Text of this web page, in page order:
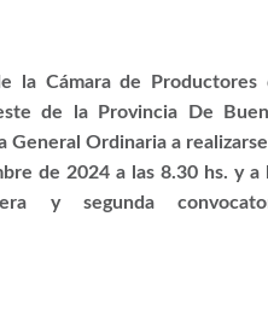
la Cámara de Productores
de la Provincia De
General Ordinaria a realizarse
de 2024 a las 8.30 hs. y a
y segunda